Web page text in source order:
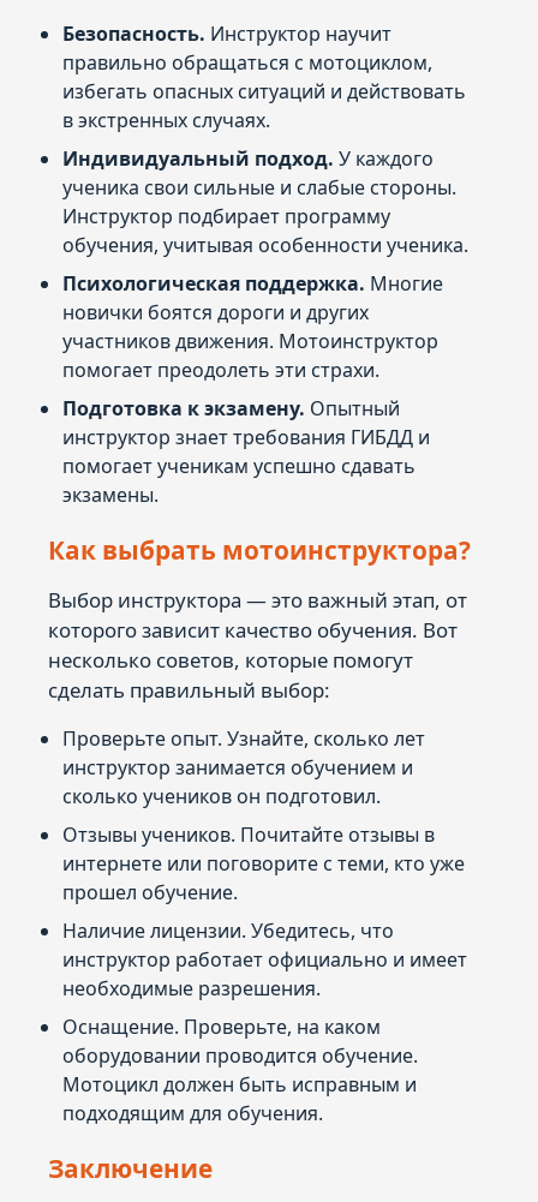
Безопасность. Инструктор научит
правильно обращаться с мотоциклом,
избегать опасных ситуаций и действовать
в экстренных случаях.
Индивидуальный подход. У каждого
ученика свои сильные и слабые стороны.
Инструктор подбирает программу
обучения, учитывая особенности ученика.
Психологическая поддержка. Многие
новички боятся дороги и других
участников движения. Мотоинструктор
помогает преодолеть эти страхи.
Подготовка к экзамену. Опытный
инструктор знает требования ГИБДД и
помогает ученикам успешно сдавать
экзамены.
Как выбрать мотоинструктора?
Выбор инструктора — это важный этап, от
которого зависит качество обучения. Вот
несколько советов, которые помогут
сделать правильный выбор:
Проверьте опыт. Узнайте, сколько лет
инструктор занимается обучением и
сколько учеников он подготовил.
Отзывы учеников. Почитайте отзывы в
интернете или поговорите с теми, кто уже
прошел обучение.
Наличие лицензии. Убедитесь, что
инструктор работает официально и имеет
необходимые разрешения.
Оснащение. Проверьте, на каком
оборудовании проводится обучение.
Мотоцикл должен быть исправным и
подходящим для обучения.
Заключение